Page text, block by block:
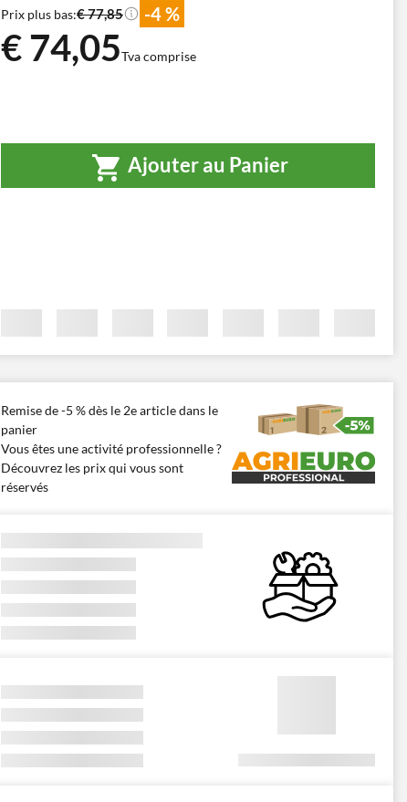
Prix plus bas:€ 77,85 -4 %
€ 74,05Tva comprise
Ajouter au Panier
Remise de -5 % dès le 2e article dans le
panier
Vous êtes une activité professionnelle ?
Découvrez les prix qui vous sont
réservés